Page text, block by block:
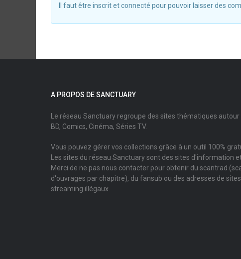
Il faut être inscrit et connecté pour pouvoir laisser des
A PROPOS DE SANCTUARY
Le réseau Sanctuary regroupe des sites thématiques autour
BD, Comics, Cinéma, Séries TV.
Vous pouvez gérer vos collections grâce à un outil 100%
Les sites du réseau Sanctuary sont des sites d'information
Merci de ne pas nous contacter pour obtenir du scantrad
d'ouvrages par chapitre), du fansub ou des adresses de
streaming illégaux.